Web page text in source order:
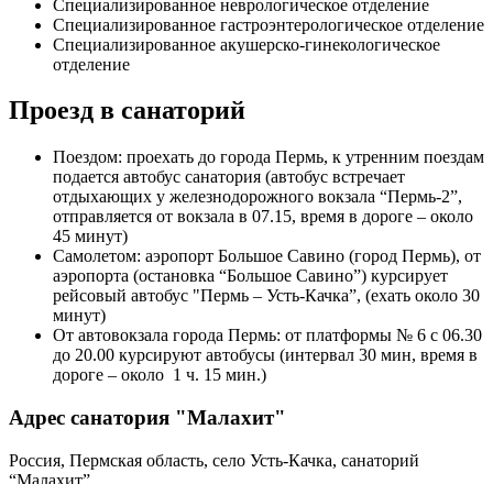
Специализированное неврологическое отделение
Специализированное гастроэнтерологическое отделение
Специализированное акушерско-гинекологическое
отделение
Проезд в санаторий
Поездом: проехать до города Пермь, к утренним поездам
подается автобус санатория (автобус встречает
отдыхающих у железнодорожного вокзала “Пермь-2”,
отправляется от вокзала в 07.15, время в дороге – около
45 минут)
Самолетом: аэропорт Большое Савино (город Пермь), от
аэропорта (остановка “Большое Савино”) курсирует
рейсовый автобус "Пермь – Усть-Качка”, (ехать около 30
минут)
От автовокзала города Пермь: от платформы № 6 с 06.30
до 20.00 курсируют автобусы (интервал 30 мин, время в
дороге – около 1 ч. 15 мин.)
Адрес санатория "Малахит"
Россия, Пермская область, село Усть-Качка, санаторий
“Малахит”